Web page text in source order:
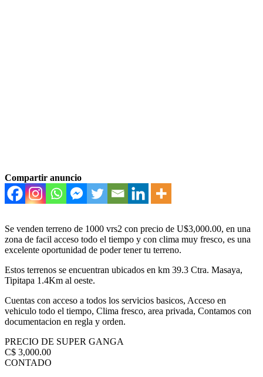
Compartir anuncio
Se venden terreno de 1000 vrs2 con precio de U$3,000.00, en una
zona de facil acceso todo el tiempo y con clima muy fresco, es una
excelente oportunidad de poder tener tu terreno.
Estos terrenos se encuentran ubicados en km 39.3 Ctra. Masaya,
Tipitapa 1.4Km al oeste.
Cuentas con acceso a todos los servicios basicos, Acceso en
vehiculo todo el tiempo, Clima fresco, area privada, Contamos con
documentacion en regla y orden.
PRECIO DE SUPER GANGA
C$ 3,000.00
CONTADO